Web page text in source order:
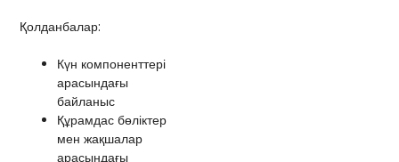
Қолданбалар:
Күн компоненттері
арасындағы
байланыс
Құрамдас бөліктер
мен жақшалар
арасындағы